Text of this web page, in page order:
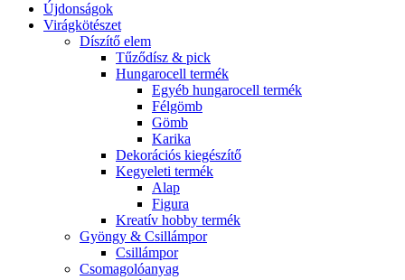
Újdonságok
Virágkötészet
Díszítő elem
Tűződísz & pick
Hungarocell termék
Egyéb hungarocell termék
Félgömb
Gömb
Karika
Dekorációs kiegészítő
Kegyeleti termék
Alap
Figura
Kreatív hobby termék
Gyöngy & Csillámpor
Csillámpor
Csomagolóanyag